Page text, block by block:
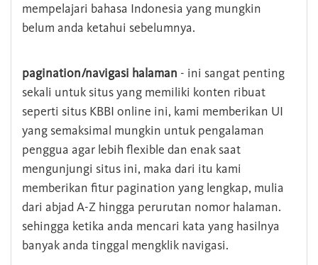
mempelajari bahasa Indonesia yang mungkin
belum anda ketahui sebelumnya.
pagination/navigasi halaman - ini sangat penting
sekali untuk situs yang memiliki konten ribuat
seperti situs KBBI online ini, kami memberikan UI
yang semaksimal mungkin untuk pengalaman
penggua agar lebih flexible dan enak saat
mengunjungi situs ini, maka dari itu kami
memberikan fitur pagination yang lengkap, mulia
dari abjad A-Z hingga perurutan nomor halaman.
sehingga ketika anda mencari kata yang hasilnya
banyak anda tinggal mengklik navigasi.